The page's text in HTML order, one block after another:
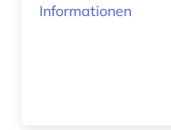
Informationen